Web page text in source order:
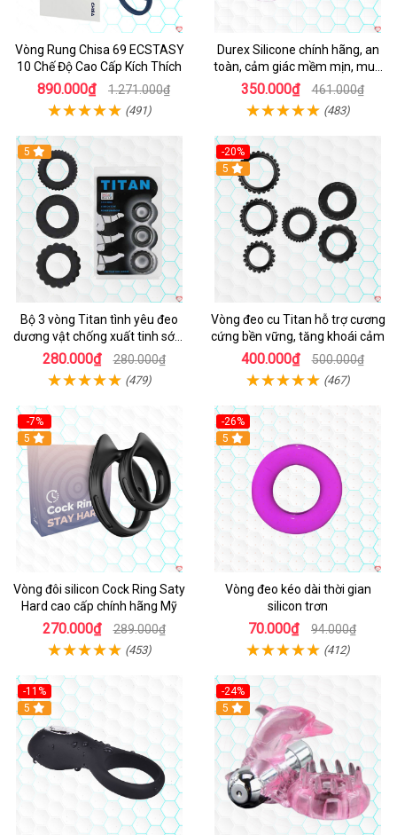
Vòng Rung Chisa 69 ECSTASY
10 Chế Độ Cao Cấp Kích Thích
890.000₫ 1.271.000₫
(491)
Durex Silicone chính hãng, an
toàn, cảm giác mềm mịn, mua
ngay
350.000₫ 461.000₫
(483)
5
Bộ 3 vòng Titan tình yêu đeo
dương vật chống xuất tinh sớm
chất liệu silicon y tế
280.000₫ 280.000₫
(479)
-20%
Hot
5
Vòng đeo cu Titan hỗ trợ cương
cứng bền vững, tăng khoái cảm
400.000₫ 500.000₫
(467)
-7%
5
Vòng đôi silicon Cock Ring Saty
Hard cao cấp chính hãng Mỹ
270.000₫ 289.000₫
(453)
-26%
5
Vòng đeo kéo dài thời gian
silicon trơn
70.000₫ 94.000₫
(412)
-11%
5
-24%
5